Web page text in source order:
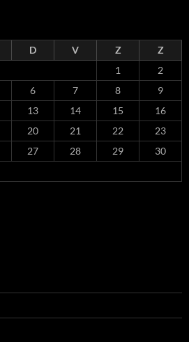
D V Z
Z
1
2
6 7 8
9
13 14 15
16
20 21 22
23
27 28 29
30